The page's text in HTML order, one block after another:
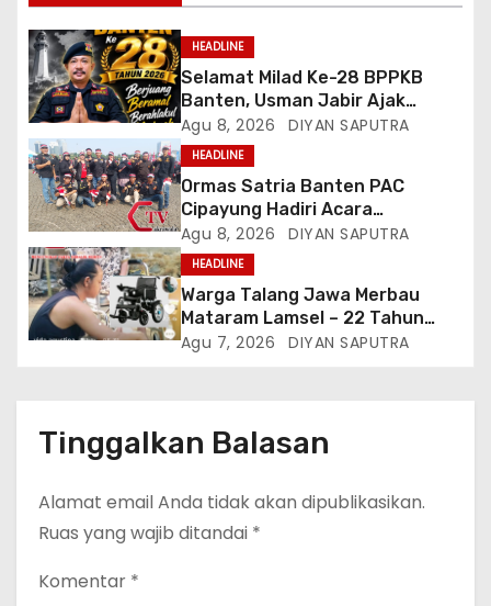
HEADLINE
Selamat Milad Ke-28 BPPKB
Banten, Usman Jabir Ajak
Perkuat Solidaritas Dan
Kebersamaan
Agu 8, 2026 DIYAN SAPUTRA
HEADLINE
Ormas Satria Banten PAC
Cipayung Hadiri Acara
Menjelang HUT Ke-81
Kemerdekaan RI Di Silang Monas
Agu 8, 2026 DIYAN SAPUTRA
HEADLINE
Warga Talang Jawa Merbau
Mataram Lamsel – 22 Tahun
Lumpuh Vina Agustina Viral Di
Cakrawala Tv Meminta Pemda
Lamsel Bertindak
Agu 7, 2026 DIYAN SAPUTRA
Tinggalkan Balasan
Alamat email Anda tidak akan dipublikasikan.
Ruas yang wajib ditandai *
Komentar *